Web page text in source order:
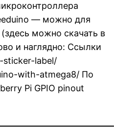
— можно для
можно скачать в
и наглядно: Ссылки
label/
with-atmega8/ По
Pi GPIO pinout